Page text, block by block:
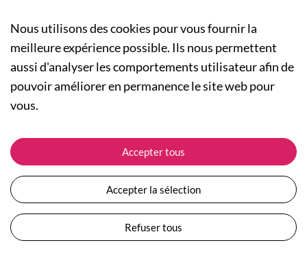
A PROPOS
Qui sommes-nous ?
Actualités
Nos engagements
Plan du site
Devenir revendeur
NOS RUBRIQUES
Collection Femme
Collection Enfants
Les Totebags
Nos différents thèmes
ASSISTANCE
Suivre ma commande
Expédition et livraison
Retour et remboursement
Moyens de paiement
Questions / Réponses
Conditions générales de vente
Nous utilisons des cookies pour vous fournir la
meilleure expérience possible. Ils nous permettent
aussi d'analyser les comportements utilisateur afin de
pouvoir améliorer en permanence le site web pour
vous.
Accepter tous
Accepter la sélection
Refuser tous